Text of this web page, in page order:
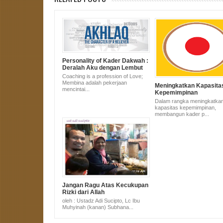
Personality of Kader Dakwah :
Deralah Aku dengan Lembut
Coaching is a profession of Love;
Membina adalah pekerjaan
mencintai...
Meningkatkan
Kepemimpinan
Dalam rangka
kapasitas kepemimpinan,
membangun kader p...
Jangan Ragu Atas Kecukupan
Rizki dari Allah
oleh : Ustadz Adi Sucipto, Lc Ibu
Muhyinah (kanan) Subhana...